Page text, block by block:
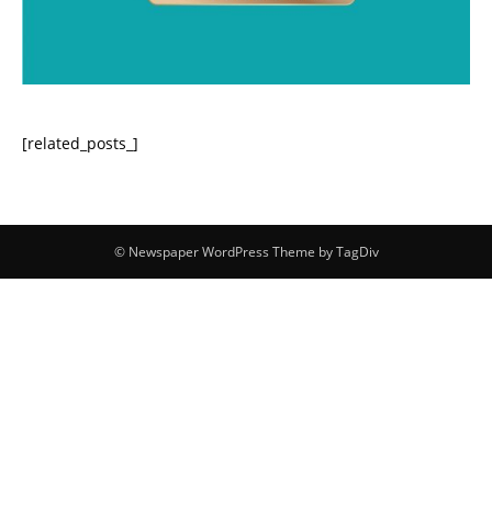
[related_posts_]
© Newspaper WordPress Theme by TagDiv